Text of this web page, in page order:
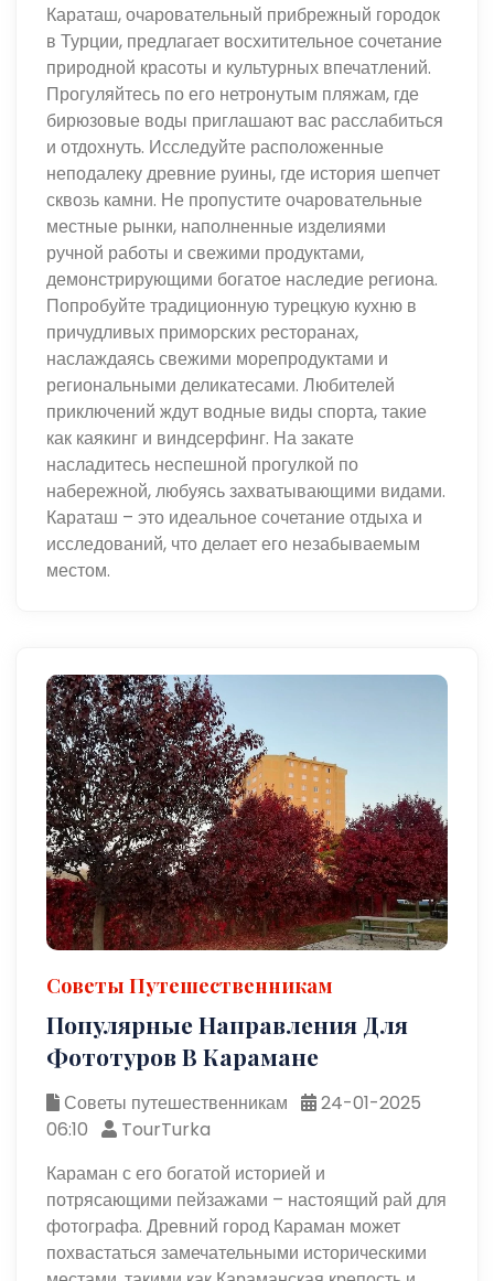
Караташ, очаровательный прибрежный городок
в Турции, предлагает восхитительное сочетание
природной красоты и культурных впечатлений.
Прогуляйтесь по его нетронутым пляжам, где
бирюзовые воды приглашают вас расслабиться
и отдохнуть. Исследуйте расположенные
неподалеку древние руины, где история шепчет
сквозь камни. Не пропустите очаровательные
местные рынки, наполненные изделиями
ручной работы и свежими продуктами,
демонстрирующими богатое наследие региона.
Попробуйте традиционную турецкую кухню в
причудливых приморских ресторанах,
наслаждаясь свежими морепродуктами и
региональными деликатесами. Любителей
приключений ждут водные виды спорта, такие
как каякинг и виндсерфинг. На закате
насладитесь неспешной прогулкой по
набережной, любуясь захватывающими видами.
Караташ – это идеальное сочетание отдыха и
исследований, что делает его незабываемым
местом.
Советы Путешественникам
Популярные Направления Для
Фототуров В Карамане
Советы путешественникам
24-01-2025
06:10
TourTurka
Караман с его богатой историей и
потрясающими пейзажами – настоящий рай для
фотографа. Древний город Караман может
похвастаться замечательными историческими